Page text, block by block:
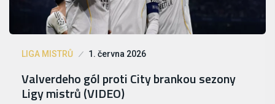
LIGA MISTRŮ 1. června 2026
Valverdeho gól proti City brankou sezony
Ligy mistrů (VIDEO)